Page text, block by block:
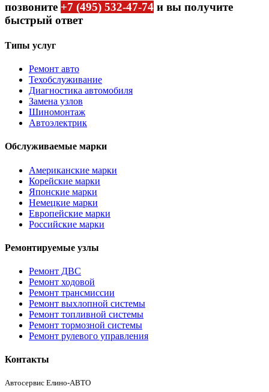
позвоните +7 (495) 532-47-74 и вы получите
быстрый ответ
Типы услуг
Ремонт авто
Техобслуживание
Диагностика автомобиля
Замена узлов
Шиномонтаж
Автоэлектрик
Обслуживаемые марки
Американские марки
Корейские марки
Японские марки
Немецкие марки
Европейские марки
Российские марки
Ремонтируемые узлы
Ремонт ДВС
Ремонт ходовой
Ремонт трансмиссии
Ремонт выхлопной системы
Ремонт топливной системы
Ремонт тормозной системы
Ремонт рулевого управления
Контакты
Автосервис Елино-АВТО